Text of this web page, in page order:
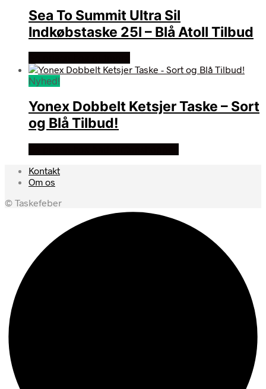
Sea To Summit Ultra Sil
Indkøbstaske 25l – Blå Atoll Tilbud
Nyhed!
Yonex Dobbelt Ketsjer Taske – Sort
og Blå Tilbud!
Kontakt
Om os
© Taskefeber